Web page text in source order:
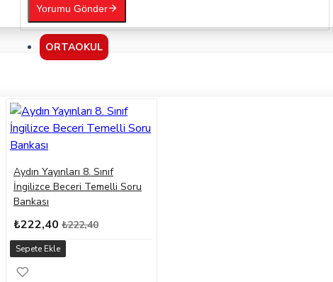
ORTAOKUL
Yorumu Gönder
Aydın Yayınları 8. Sınıf
İngilizce Beceri Temelli Soru
Bankası
₺222,40 ₺222,40
Sepete Ekle